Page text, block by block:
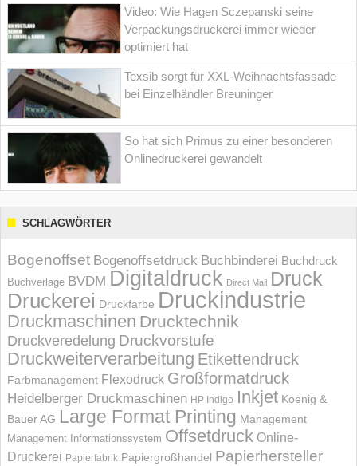
Video: Wie Hagen Sczepanski seine
Verpackungsdruckerei immer wieder
optimiert hat
Texsib sorgt für XXL-Weihnachtsfassade
bei Einzelhändler Breuninger
So hat sich Primus zu einer besonderen
Onlinedruckerei gewandelt
SCHLAGWÖRTER
Bogenoffset Bogenoffsetdruck Buchbinderei Buchdruck
Buchverlage BVDM Digitaldruck Direct Mail Druck
Druckerei Druckfarbe Druckindustrie
Druckmaschinen Drucktechnik
Druckveredelung Druckvorstufe
Druckweiterverarbeitung Etikettendruck
Farbmanagement Flexodruck Großformatdruck
Heidelberger Druckmaschinen HP Indigo Inkjet Koenig &
Bauer AG Large Format Printing Management
Management Informations­system Offsetdruck Online-
Druckerei Papierfabrik Papiergroßhandel Papierhersteller